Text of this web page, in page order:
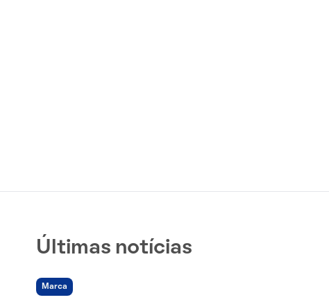
Últimas notícias
Marca